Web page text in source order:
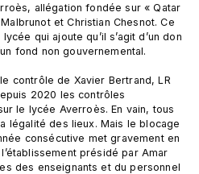
allégation fondée sur « Qatar
et Christian Chesnot. Ce
qui ajoute qu’il s’agit d’un don
fond non gouvernemental.
contrôle de Xavier Bertrand, LR
2020 les contrôles
le lycée Averroès. En vain, tous
légalité des lieux. Mais le blocage
consécutive met gravement en
présidé par Amar
des enseignants et du personnel